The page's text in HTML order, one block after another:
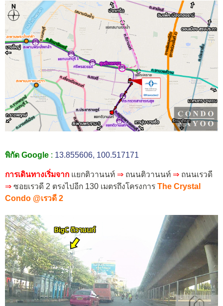
พิกัด Google : 13.855606, 100.517171
การเดินทางเริ่มจาก แยกติวานนท์ ⇒ ถนนติวานนท์ ⇒ ถนนเรวดี
⇒ ซอยเรวดี 2 ตรงไปอีก 130 เมตรถึงโครงการ The Crystal
Condo @เรวดี 2